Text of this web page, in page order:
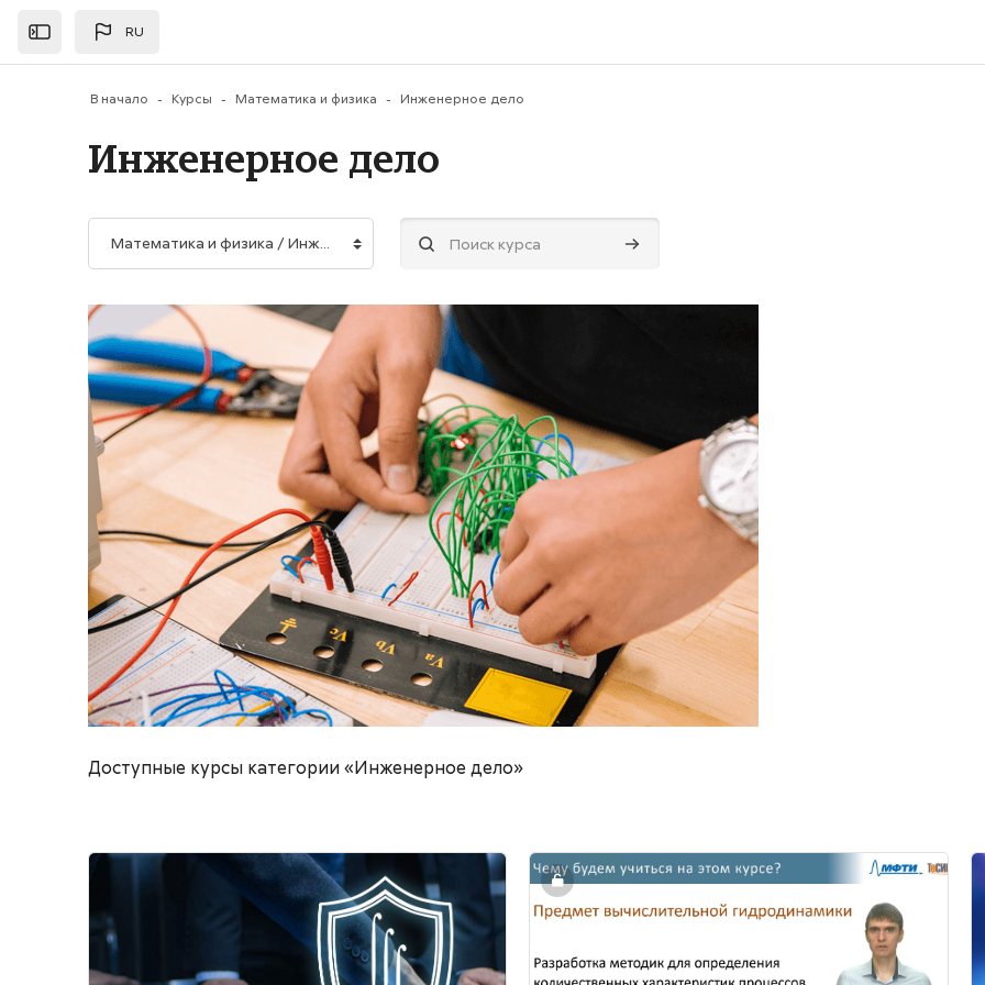
Открыть RU
В начало Курсы Математика и физика Инженерное дело
Инженерное дело
Категории курсов
Поиск курса Поиск курса
Доступные курсы категории «Инженерное дело»
Изображение курса" Проектирование многоспутниковых космических систем с помощью ПО
Изображение курса" МиМВГ. Моделирование